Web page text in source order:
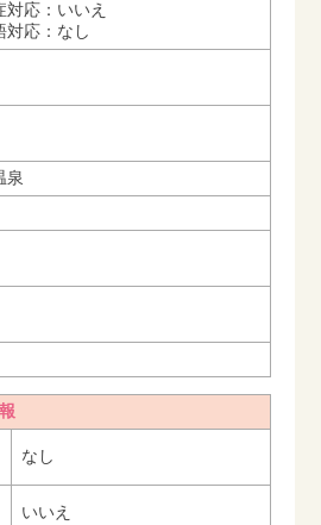
対応：いいえ
対応：なし
泉
なし
いいえ